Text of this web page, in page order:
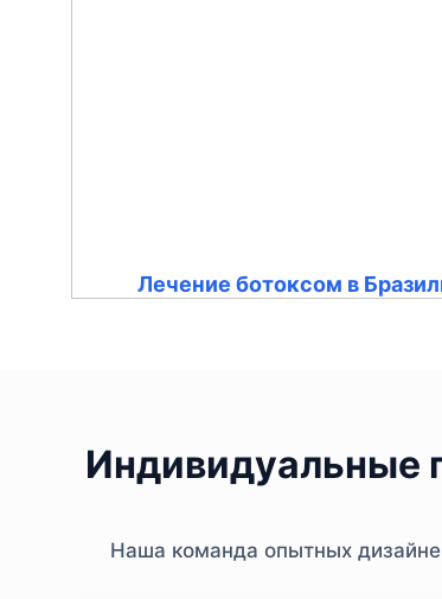
Лечение ботоксом в
Индивидуальные
Наша команда опытных